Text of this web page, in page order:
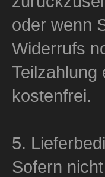
oder wenn
Widerrufs
Teilzahlung
kostenfrei.
5.
Sofern